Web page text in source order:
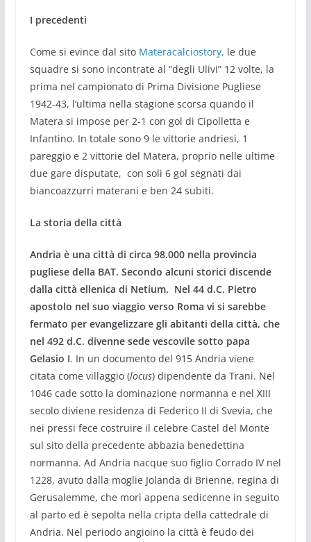
I precedenti
Come si evince dal sito Materacalciostory, le due
squadre si sono incontrate al “degli Ulivi” 12 volte, la
prima nel campionato di Prima Divisione Pugliese
1942-43, l’ultima nella stagione scorsa quando il
Matera si impose per 2-1 con gol di Cipolletta e
Infantino. In totale sono 9 le vittorie andriesi, 1
pareggio e 2 vittorie del Matera, proprio nelle ultime
due gare disputate, con soli 6 gol segnati dai
biancoazzurri materani e ben 24 subiti.
La storia della città
Andria è una città di circa 98.000 nella provincia
pugliese della BAT. Secondo alcuni storici discende
dalla città ellenica di Netium. Nel 44 d.C. Pietro
apostolo nel suo viaggio verso Roma vi si sarebbe
fermato per evangelizzare gli abitanti della città, che
nel 492 d.C. divenne sede vescovile sotto papa
Gelasio I. In un documento del 915 Andria viene
citata come villaggio (locus) dipendente da Trani. Nel
1046 cade sotto la dominazione normanna e nel XIII
secolo diviene residenza di Federico II di Svevia, che
nei pressi fece costruire il celebre Castel del Monte
sul sito della precedente abbazia benedettina
normanna. Ad Andria nacque suo figlio Corrado IV nel
1228, avuto dalla moglie Jolanda di Brienne, regina di
Gerusalemme, che morì appena sedicenne in seguito
al parto ed è sepolta nella cripta della cattedrale di
Andria. Nel periodo angioino la città è feudo dei